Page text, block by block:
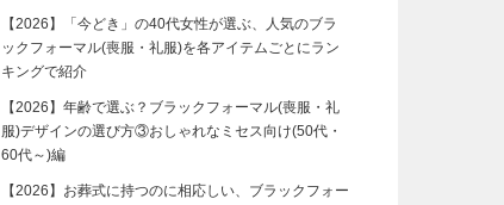
【2026】「今どき」の40代女性が選ぶ、人気のブラ
ックフォーマル(喪服・礼服)を各アイテムごとにラン
キングで紹介
【2026】年齢で選ぶ？ブラックフォーマル(喪服・礼
服)デザインの選び方③おしゃれなミセス向け(50代・
60代～)編
【2026】お葬式に持つのに相応しい、ブラックフォー